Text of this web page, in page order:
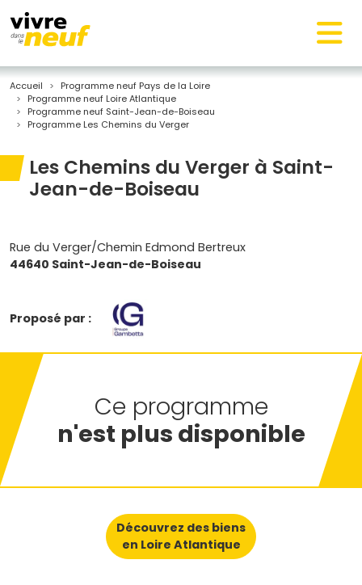
Accueil
Programme neuf Pays de la Loire
Programme neuf Loire Atlantique
Programme neuf Saint-Jean-de-Boiseau
Programme Les Chemins du Verger
Les Chemins du Verger à Saint-
Jean-de-Boiseau
Rue du Verger/Chemin Edmond Bertreux
44640 Saint-Jean-de-Boiseau
Proposé par :
Ce programme
n'est plus disponible
Découvrez des biens
en Loire Atlantique